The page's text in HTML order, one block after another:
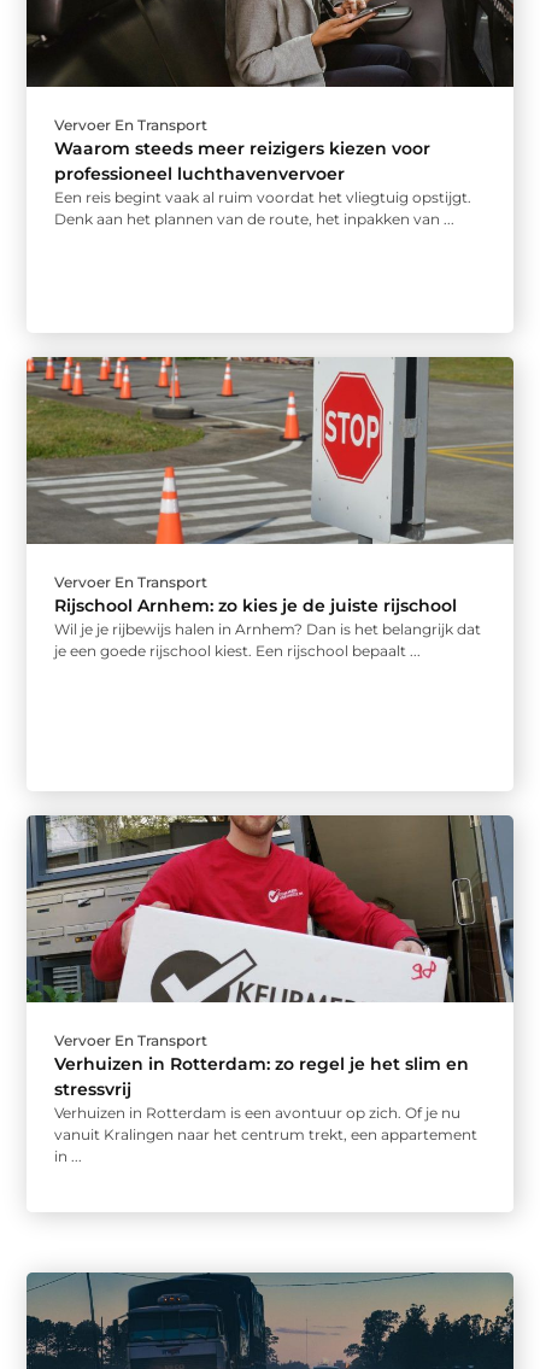
Vervoer En Transport
Waarom steeds meer reizigers kiezen voor
professioneel luchthavenvervoer
Een reis begint vaak al ruim voordat het vliegtuig opstijgt.
Denk aan het plannen van de route, het inpakken van ...
Vervoer En Transport
Rijschool Arnhem: zo kies je de juiste rijschool
Wil je je rijbewijs halen in Arnhem? Dan is het belangrijk dat
je een goede rijschool kiest. Een rijschool bepaalt ...
Vervoer En Transport
Verhuizen in Rotterdam: zo regel je het slim en
stressvrij
Verhuizen in Rotterdam is een avontuur op zich. Of je nu
vanuit Kralingen naar het centrum trekt, een appartement
in ...